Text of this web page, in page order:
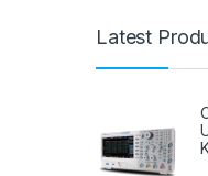
Latest